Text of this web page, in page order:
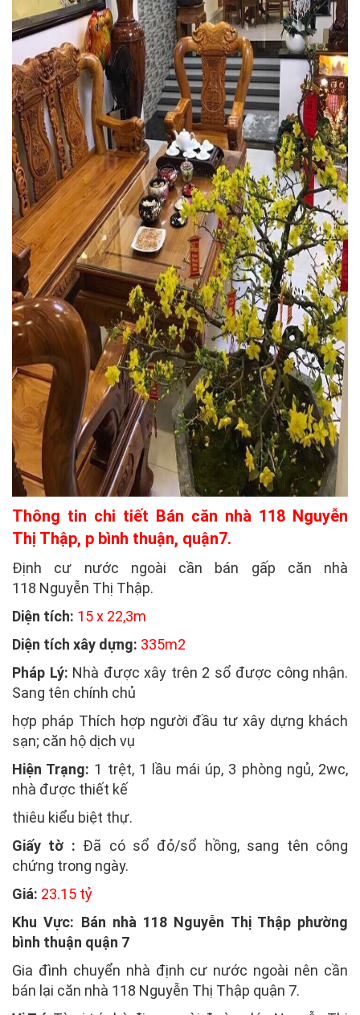
Thông tin chi tiết Bán căn nhà 118 Nguyễn
Thị Thập, p bình thuận, quận7.
Định cư nước ngoài cần bán gấp căn nhà
118 Nguyễn Thị Thập.
Diện tích: 15 x 22,3m
Diện tích xây dựng: 335m2
Pháp Lý: Nhà được xây trên 2 sổ được công nhận.
Sang tên chính chủ
hợp pháp Thích hợp người đầu tư xây dựng khách
sạn; căn hộ dịch vụ
Hiện Trạng: 1 trệt, 1 lầu mái úp, 3 phòng ngủ, 2wc,
nhà được thiết kế
thiêu kiểu biệt thự.
Giấy tờ : Đã có sổ đỏ/sổ hồng, sang tên công
chứng trong ngày.
Giá: 23.15 tỷ
Khu Vực: Bán nhà 118 Nguyễn Thị Thậpphường
bình thuận quận 7
Gia đình chuyển nhà định cư nước ngoài nên cần
bán lại căn nhà 118 Nguyễn Thị Thập quận 7.